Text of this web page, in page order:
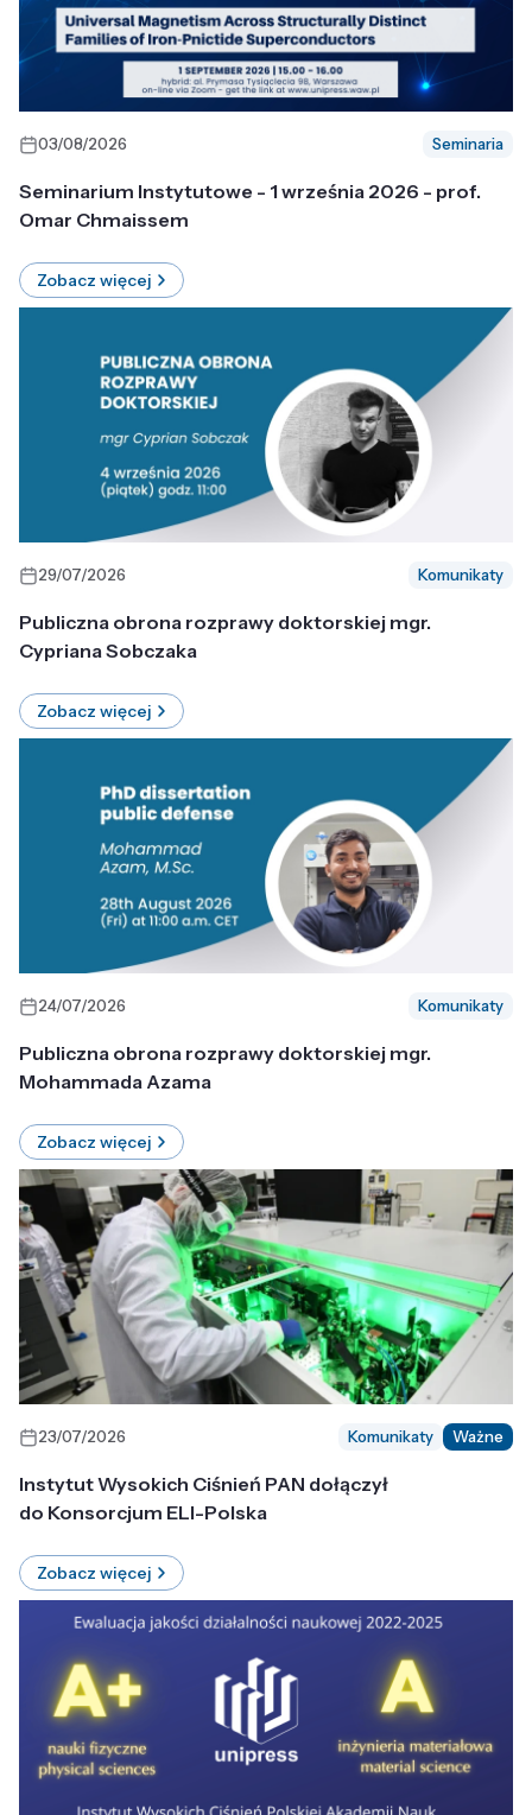
03/08/2026 Seminaria
Seminarium Instytutowe - 1 września 2026 - prof.
Omar Chmaissem
Zobacz więcej
29/07/2026 Komunikaty
Publiczna obrona rozprawy doktorskiej mgr.
Cypriana Sobczaka
Zobacz więcej
24/07/2026 Komunikaty
Publiczna obrona rozprawy doktorskiej mgr.
Mohammada Azama
Zobacz więcej
23/07/2026 Komunikaty Ważne
Instytut Wysokich Ciśnień PAN dołączył
do Konsorcjum ELI-Polska
Zobacz więcej